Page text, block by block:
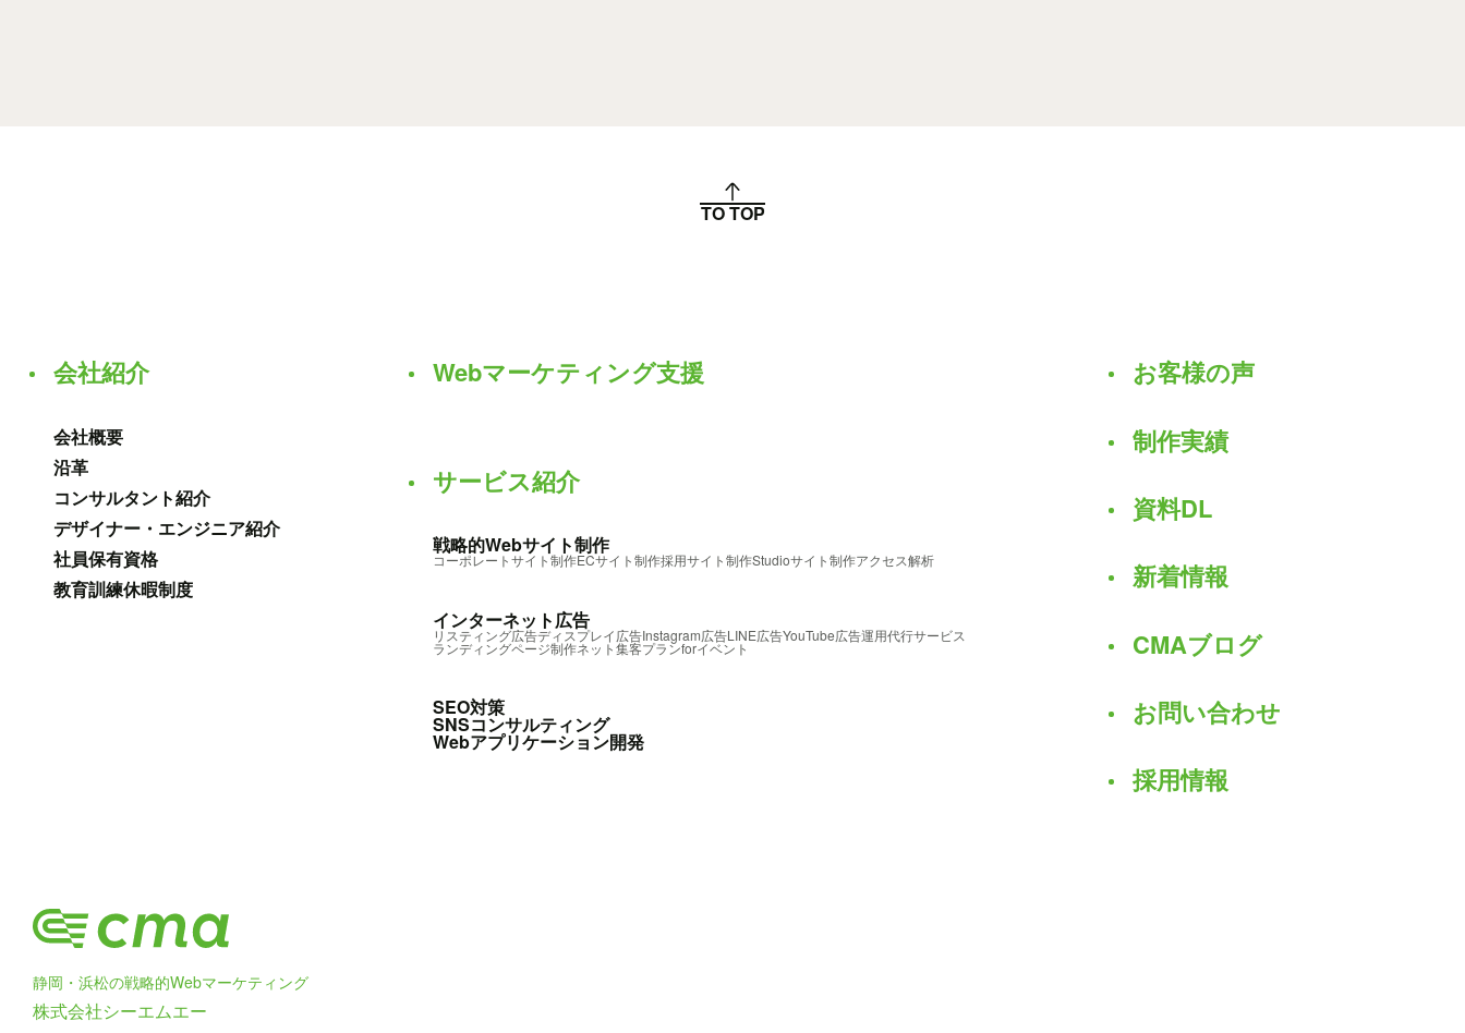
TO TOP
会社紹介
会社概要
沿革
コンサルタント紹介
デザイナー・エンジニア紹介
社員保有資格
教育訓練休暇制度
Webマーケティング支援
サービス紹介
戦略的Webサイト制作
コーポレートサイト制作ECサイト制作採用サイト制作Studioサイト制作アクセス解析
インターネット広告
リスティング広告ディスプレイ広告Instagram広告LINE広告YouTube広告運用代行サービス
ランディングページ制作ネット集客プランforイベント
SEO対策
SNSコンサルティング
Webアプリケーション開発
お客様の声
制作実績
資料DL
新着情報
CMAブログ
お問い合わせ
採用情報
静岡・浜松の戦略的Webマーケティング
株式会社シーエムエー